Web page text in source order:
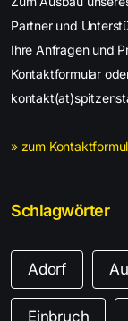
Partner und
Ihre Anfragen und
Kontaktformular
» zum
Schlagwörter
Adorf
Einbruch